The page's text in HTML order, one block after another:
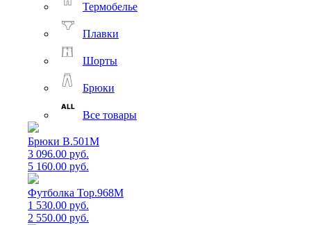
Термобелье
Плавки
Шорты
Брюки
Все товары
Брюки B.501M
3 096.00 руб.
5 160.00 руб.
Футболка Top.968M
1 530.00 руб.
2 550.00 руб.